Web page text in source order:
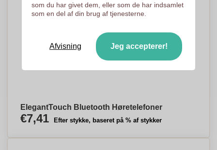
ElegantTouch Bluetooth Høretelefoner
€7,41 Efter stykke, baseret på % af stykker
som du har givet dem, eller som de har indsamlet
som en del af din brug af tjenesterne.
Afvisning Jeg accepterer!